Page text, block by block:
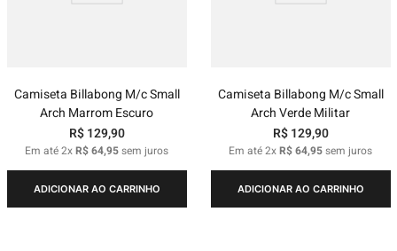
Camiseta Billabong M/c Small
Arch Marrom Escuro
R$ 129,90
Em até2xR$64,95sem juros
ADICIONAR AO CARRINHO
Camiseta Billabong M/c Small
Arch Verde Militar
R$ 129,90
Em até2xR$64,95sem juros
ADICIONAR AO CARRINHO